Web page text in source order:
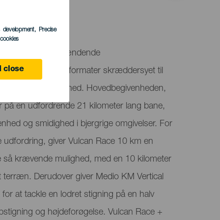
development, Precise
close
er en spændende
forskellige formater skræddersyet til
og udholdenhed. Hovedbegivenheden,
på en udfordrende 21 kilometer lang bane,
og smidighed i bjergrige omgivelser. For
giver Vulcan Race 10 km en
så krævende mulighed, med en 10 kilometer
Derudover giver Medio KM Vertical
at tackle en lodret stigning på en halv
og højdeforøgelse. Vulcan Race +